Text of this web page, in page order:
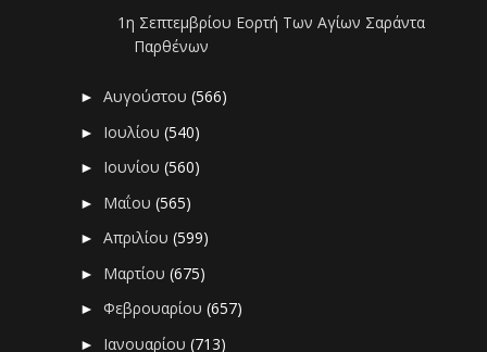
1η Σεπτεμβρίου Εορτή Των Αγίων Σαράντα
Παρθένων
►Αυγούστου(566)
► Ιουλίου(540)
► Ιουνίου(560)
► Μαΐου(565)
►Απριλίου(599)
► Μαρτίου(675)
►Φεβρουαρίου(657)
► Ιανουαρίου(713)